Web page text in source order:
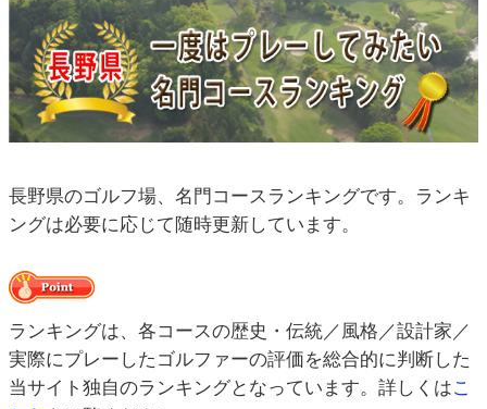
長野県のゴルフ場、名門コースランキングです。ランキ
ングは必要に応じて随時更新しています。
ランキングは、各コースの歴史・伝統／風格／設計家／
実際にプレーしたゴルファーの評価を総合的に判断した
当サイト独自のランキングとなっています。詳しくはこ